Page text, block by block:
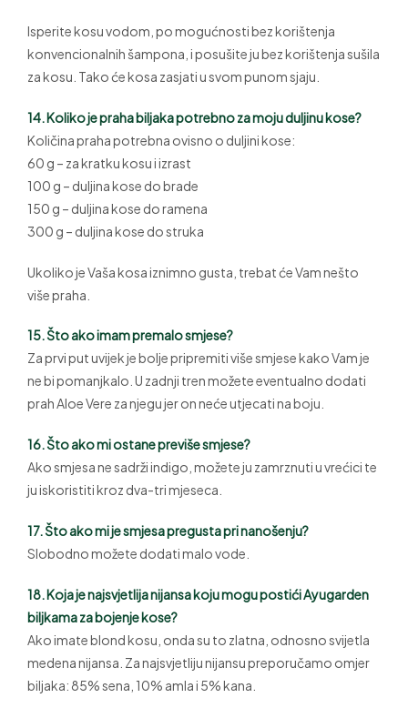
Isperite kosu vodom, po mogućnosti bez korištenja
konvencionalnih šampona, i posušite ju bez korištenja sušila
za kosu. Tako će kosa zasjati u svom punom sjaju.
14. Koliko je praha biljaka potrebno za moju duljinu kose?
Količina praha potrebna ovisno o duljini kose:
60 g – za kratku kosu i izrast
100 g – duljina kose do brade
150 g – duljina kose do ramena
300 g – duljina kose do struka
Ukoliko je Vaša kosa iznimno gusta, trebat će Vam nešto
više praha.
15. Što ako imam premalo smjese?
Za prvi put uvijek je bolje pripremiti više smjese kako Vam je
ne bi pomanjkalo. U zadnji tren možete eventualno dodati
prah Aloe Vere za njegu jer on neće utjecati na boju.
16. Što ako mi ostane previše smjese?
Ako smjesa ne sadrži indigo, možete ju zamrznuti u vrećici te
ju iskoristiti kroz dva-tri mjeseca.
17. Što ako mi je smjesa pregusta pri nanošenju?
Slobodno možete dodati malo vode.
18. Koja je najsvjetlija nijansa koju mogu postići Ayugarden
biljkama za bojenje kose?
Ako imate blond kosu, onda su to zlatna, odnosno svijetla
medena nijansa. Za najsvjetliju nijansu preporučamo omjer
biljaka: 85% sena, 10% amla i 5% kana.